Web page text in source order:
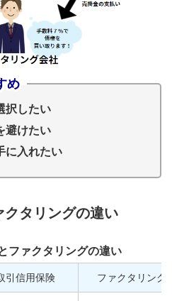
め
択したい
避けたい
に入れたい
タリングの違い
ファクタリングの違い
引信用保険 ファクタリング